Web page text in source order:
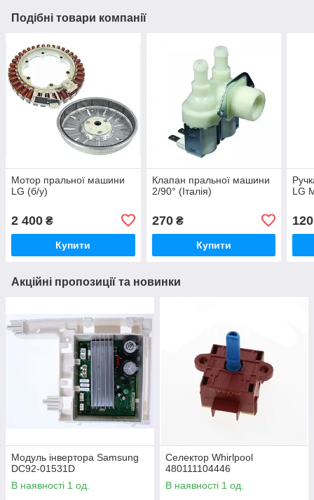
Подібні товари компанії
Мотор пральної машини
LG (б/у)
2 400 ₴
Купити
Клапан пральної машини
2/90° (Італія)
270₴
Купити
LG
120
Акційні пропозиції та новинки
Модуль інвертора Samsung
DC92-01531D
В наявності 1 од.
Селектор Whirlpool
480111104446
В наявності 1 од.